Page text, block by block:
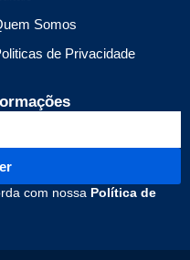
Somos
de Privacidade
com nossa Política de